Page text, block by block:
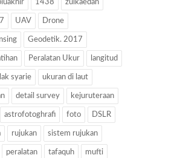
1438 zulkaedah
UAV Drone
Geodetik. 2017
Peralatan Ukur langitud
syarie ukuran di laut
detail survey kejuruteraan
astrofotoghrafi foto DSLR
rujukan sistem rujukan
peralatan tafaquh mufti